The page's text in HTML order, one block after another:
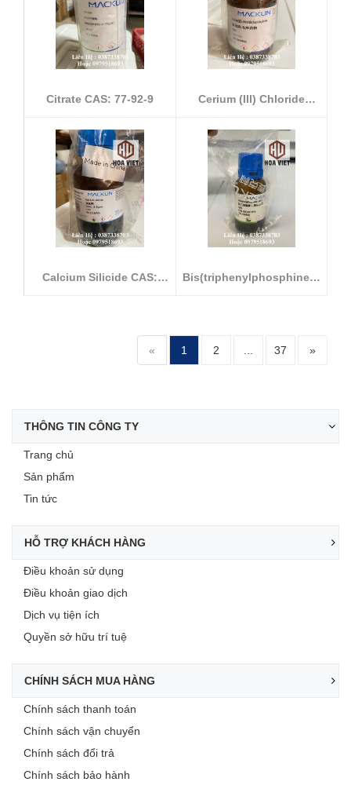
Citrate CAS: 77-92-9
Cerium (III) Chloride
Calcium Silicide CAS:
Bis(triphenylphosphine)p
« 1 2 37 »
THÔNG TIN CÔNG TY
Trang chủ
Sản phẩm
Tin tức
HỖ TRỢ KHÁCH HÀNG
Điều khoản sử dụng
Điều khoản giao dịch
Dịch vụ tiện ích
Quyền sở hữu trí tuệ
CHÍNH SÁCH MUA HÀNG
Chính sách thanh toán
Chính sách vận chuyển
Chính sách đổi trả
Chính sách bảo hành